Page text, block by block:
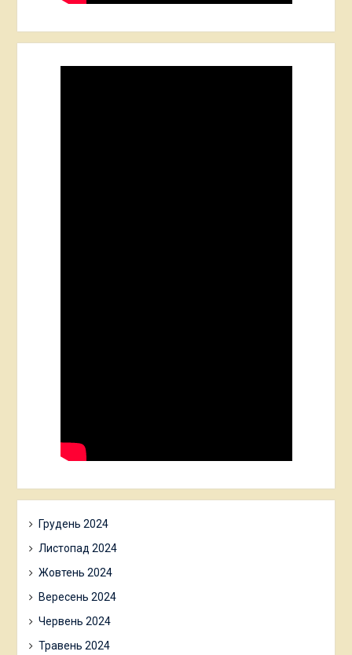
Грудень 2024
Листопад 2024
Жовтень 2024
Вересень 2024
Червень 2024
Травень 2024